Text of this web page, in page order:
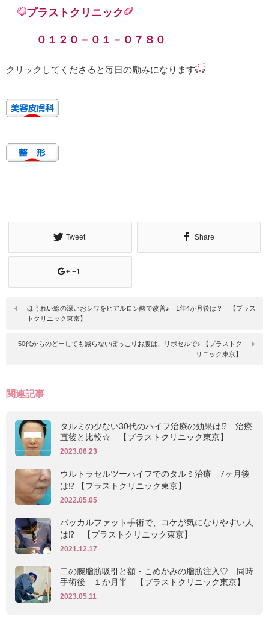
プラストクリニック
０１２０－０１－０７８０
クリックしてくださると毎日の励みになります
Tweet Share
+1
ほうれい線の深いおシワをヒアルロン酸で改善♪ 1年4か月後は？ 【プラス
トクリニック東京】
50代からのどーしても減らないぽっこりお腹は、リポセルで♪ 【プラストク
リニック東京】
関連記事
タルミの少ない30代のハイフ治療の効果は⁉ 治療
直後と比較☆ 【プラストクリニック東京】
2023.06.23
ウルトラセルツーハイフでのタルミ治療 7ヶ月後
は⁉ 【プラストクリニック東京】
2022.05.05
バッカルファット手術で、コケが気になりやすい人
は⁉ 【プラストクリニック東京】
2021.12.17
二の腕脂肪吸引と額・こめかみの脂肪注入♡ 同時
手術後 １か月半 【プラストクリニック東京】
2023.05.11